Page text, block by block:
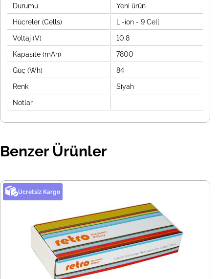
Durumu Yeni ürün
Hücreler (Cells) Li-ion - 9 Cell
Voltaj (V) 10.8
Kapasite (mAh) 7800
Güç (Wh) 84
Renk Siyah
Notlar
Benzer Ürünler
Ücretsiz Kargo